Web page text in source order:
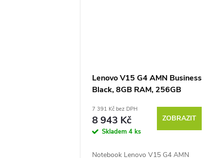
Lenovo V15 G4 AMN Business
Black, 8GB RAM, 256GB
7 391 Kč bez DPH
8 943 Kč
Skladem 4 ks
ZOBRAZIT
Notebook Lenovo V15 G4 AMN